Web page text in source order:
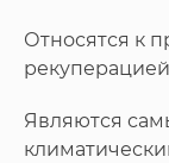
Относятся к
Являются